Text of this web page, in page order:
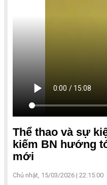
Thể thao và sự
kiếm BN hướng
mới
Chủ nhật, 15/03/2026 | 22:15:00